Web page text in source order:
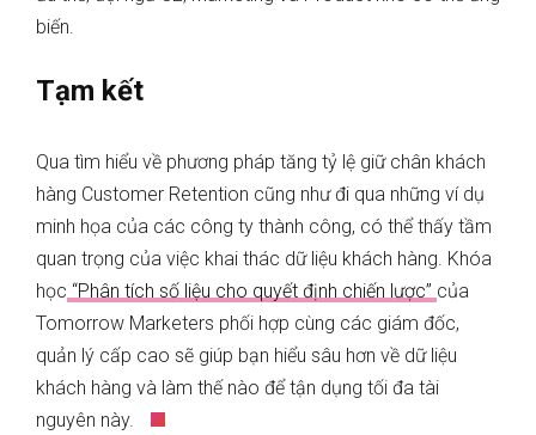
biến.
Tạm kết
Qua tìm hiểu về phương pháp tăng tỷ lệ giữ chân khách
hàng Customer Retention cũng như đi qua những ví dụ
minh họa của các công ty thành công, có thể thấy tầm
quan trọng của việc khai thác dữ liệu khách hàng. Khóa
học “Phân tích số liệu cho quyết định chiến lược” của
Tomorrow Marketers phối hợp cùng các giám đốc,
quản lý cấp cao sẽ giúp bạn hiểu sâu hơn về dữ liệu
khách hàng và làm thế nào để tận dụng tối đa tài
nguyên này.